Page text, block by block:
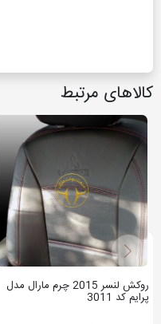
کالاهای مرتبط
روکش لنسر 2015 چرم مارال مدل
پرایم کد 3011